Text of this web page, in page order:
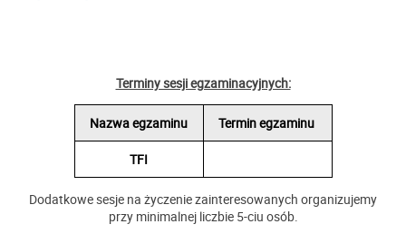
Terminy sesji egzaminacyjnych:
Nazwa egzaminu Termin egzaminu
TFI
Dodatkowe sesje na życzenie zainteresowanych organizujemy
przy minimalnej liczbie 5-ciu osób.